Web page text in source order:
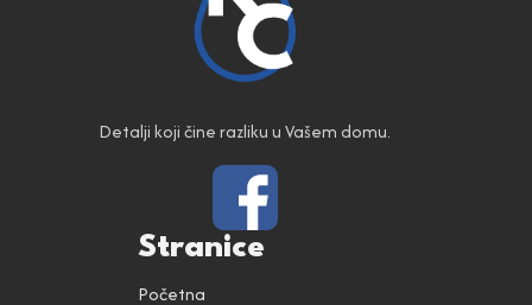
Detalji koji čine razliku u Vašem domu.
Stranice
Početna